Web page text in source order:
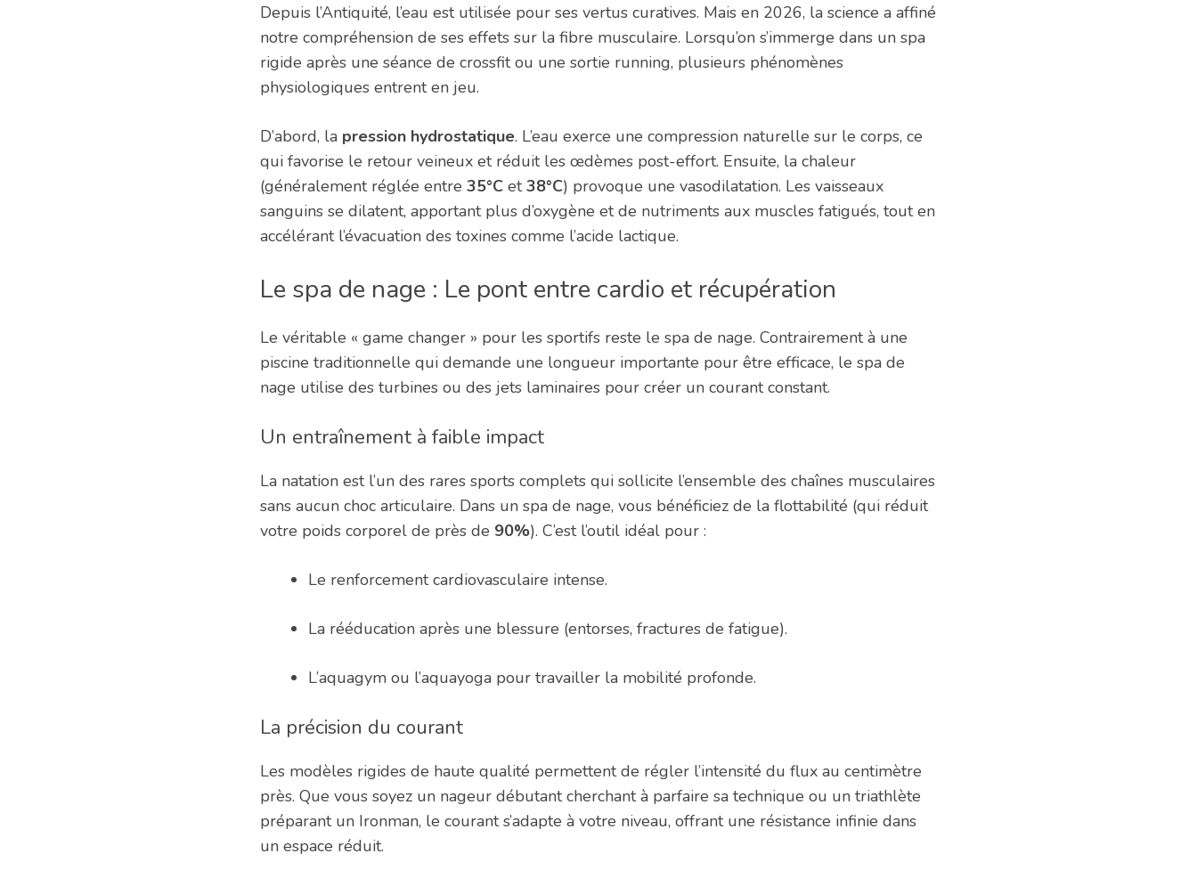
Depuis l’Antiquité, l’eau est utilisée pour ses vertus curatives. Mais en 2026, la science a affiné
notre compréhension de ses effets sur la fibre musculaire. Lorsqu’on s’immerge dans un spa
rigide après une séance de crossfit ou une sortie running, plusieurs phénomènes
physiologiques entrent en jeu.
D’abord, la pression hydrostatique. L’eau exerce une compression naturelle sur le corps, ce
qui favorise le retour veineux et réduit les œdèmes post-effort. Ensuite, la chaleur
(généralement réglée entre 35°C et38°C) provoque une vasodilatation. Les vaisseaux
sanguins se dilatent, apportant plus d’oxygène et de nutriments aux muscles fatigués, tout en
accélérant l’évacuation des toxines comme l’acide lactique.
Le spa de nage : Le pont entre cardio et récupération
Le véritable « game changer » pour les sportifs reste le spa de nage. Contrairement à une
piscine traditionnelle qui demande une longueur importante pour être efficace, le spa de
nage utilise des turbines ou des jets laminaires pour créer un courant constant.
Un entraînement à faible impact
La natation est l’un des rares sports complets qui sollicite l’ensemble des chaînes musculaires
sans aucun choc articulaire. Dans un spa de nage, vous bénéficiez de la flottabilité (qui réduit
votre poids corporel de près de 90%). C’est l’outil idéal pour :
Le renforcement cardiovasculaire intense.
La rééducation après une blessure (entorses, fractures de fatigue).
L’aquagym ou l’aquayoga pour travailler la mobilité profonde.
La précision du courant
Les modèles rigides de haute qualité permettent de régler l’intensité du flux au centimètre
près. Que vous soyez un nageur débutant cherchant à parfaire sa technique ou un triathlète
préparant un Ironman, le courant s’adapte à votre niveau, offrant une résistance infinie dans
un espace réduit.